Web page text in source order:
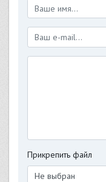
Прикрепить файл
Не выбран